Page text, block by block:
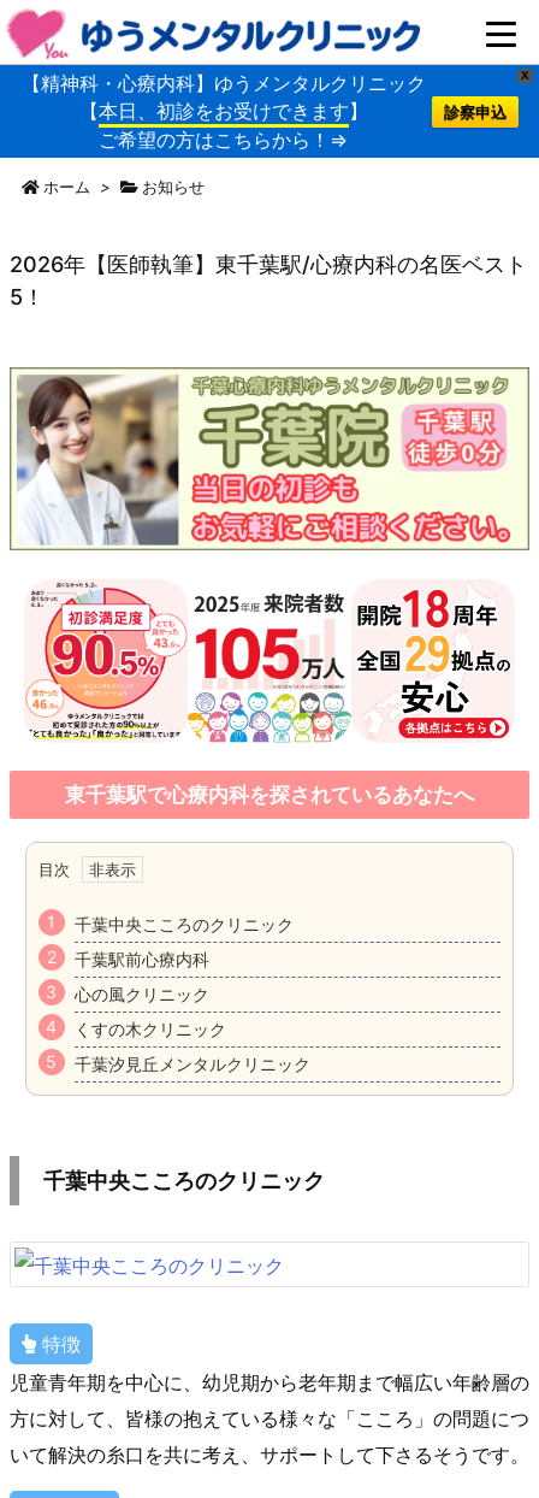
X
【精神科・心療内科】ゆうメンタルクリニック
【本日、初診をお受けできます】
ご希望の方はこちらから！⇒
診察申込
ホーム > お知らせ
2026年【医師執筆】東千葉駅/心療内科の名医ベスト
5！
東千葉駅で心療内科を探されているあなたへ
目次
千葉中央こころのクリニック
千葉駅前心療内科
心の風クリニック
くすの木クリニック
千葉汐見丘メンタルクリニック
千葉中央こころのクリニック
特徴
児童青年期を中心に、幼児期から老年期まで幅広い年齢層の
方に対して、皆様の抱えている様々な「こころ」の問題につ
いて解決の糸口を共に考え、サポートして下さるそうです。